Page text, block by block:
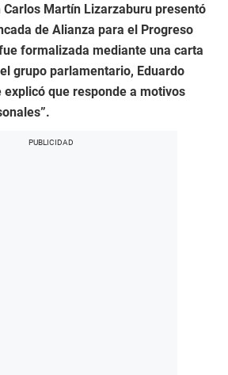
Carlos Martín Lizarzaburu presentó
de Alianza para el Progreso
formalizada mediante una carta
grupo parlamentario, Eduardo
explicó que responde a motivos